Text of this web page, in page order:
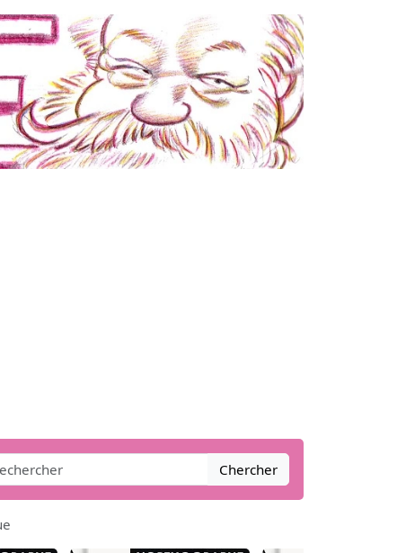
Chercher